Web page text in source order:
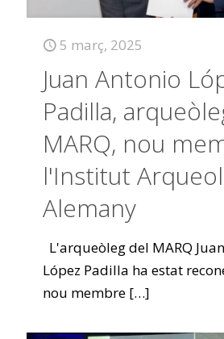
5 març, 2025
Juan Antonio
Padilla,
MARQ, nou
l'Institut
Alemany
L'arqueòleg del MARQ
López Padilla ha estat
nou membre […]